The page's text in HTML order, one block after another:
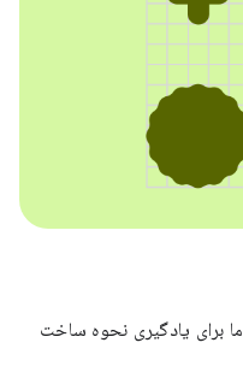
از راهنماهای برنامه‌نویس و مرجع API ما برای یادگیری نحوه ساخت